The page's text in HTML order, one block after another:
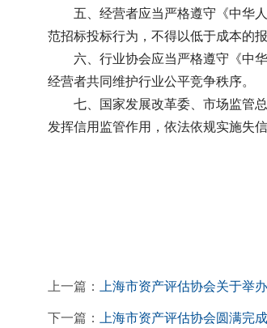
五、经营者应当严格遵守《中华人
范招标投标行为，不得以低于成本的
六、行业协会应当严格遵守《中华
经营者共同维护行业公平竞争秩序。
七、国家发展改革委、市场监管总
发挥信用监管作用，依法依规实施失信
上一篇： 上海市资产评估协会关于举
下一篇： 上海市资产评估协会圆满完